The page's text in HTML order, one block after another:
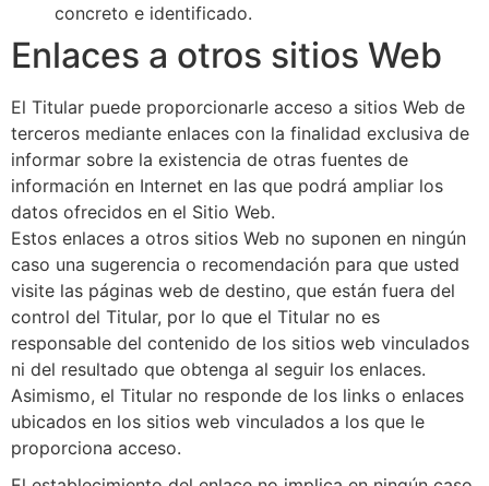
concreto e identificado.
Enlaces a otros sitios Web
El Titular puede proporcionarle acceso a sitios Web de
terceros mediante enlaces con la finalidad exclusiva de
informar sobre la existencia de otras fuentes de
información en Internet en las que podrá ampliar los
datos ofrecidos en el Sitio Web.
Estos enlaces a otros sitios Web no suponen en ningún
caso una sugerencia o recomendación para que usted
visite las páginas web de destino, que están fuera del
control del Titular, por lo que el Titular no es
responsable del contenido de los sitios web vinculados
ni del resultado que obtenga al seguir los enlaces.
Asimismo, el Titular no responde de los links o enlaces
ubicados en los sitios web vinculados a los que le
proporciona acceso.